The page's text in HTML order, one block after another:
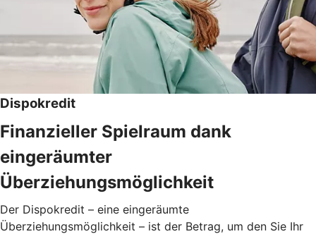
Dispokredit
Finanzieller Spielraum dank
eingeräumter
Überziehungsmöglichkeit
Der Dispokredit – eine eingeräumte
Überziehungsmöglichkeit – ist der Betrag, um den Sie Ihr